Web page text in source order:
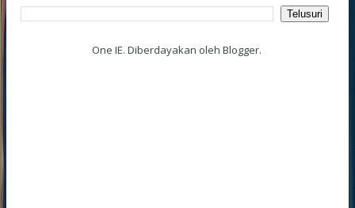
One IE. Diberdayakan oleh Blogger.